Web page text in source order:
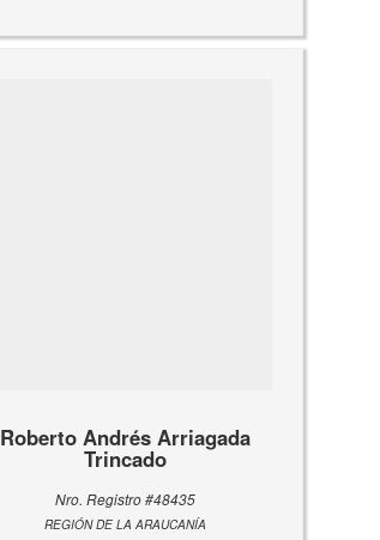
Roberto Andrés Arriagada
Trincado
Nro. Registro #48435
REGIÓN DE LA ARAUCANÍA